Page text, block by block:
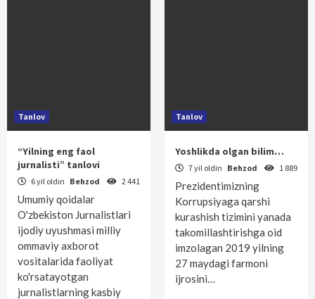
Tanlov
“Yilning eng faol
jurnalisti” tanlovi
6 yil oldin Behzod 2 441
Umumiy qoidalar
O'zbekiston Jurnalistlari
ijodiy uyushmasi milliy
ommaviy axborot
vositalarida faoliyat
ko'rsatayotgan
jurnalistlarning kasbiy
Tanlov
Yoshlikda olgan bilim…
7 yil oldin Behzod 1 889
Prezidentimizning
Korrupsiyaga qarshi
kurashish tizimini yanada
takomillashtirishga oid
imzolagan 2019 yilning
27 maydagi farmoni
ijrosini…